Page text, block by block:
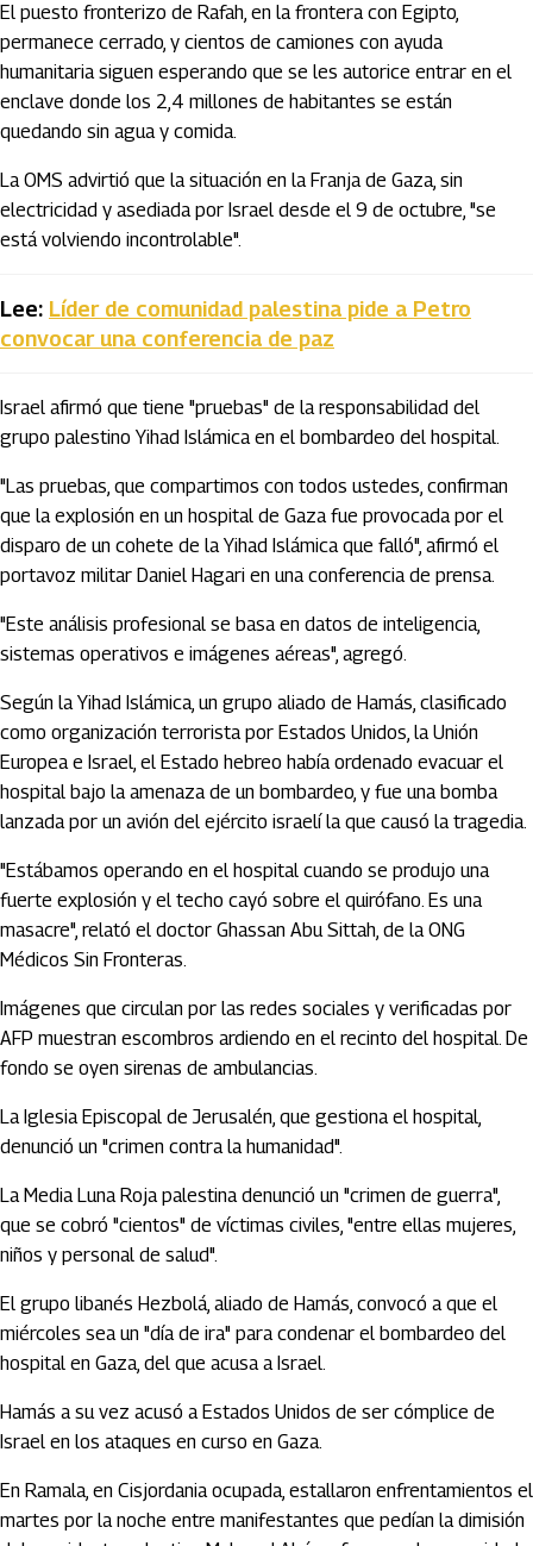
El puesto fronterizo de Rafah, en la frontera con Egipto,
permanece cerrado, y cientos de camiones con ayuda
humanitaria siguen esperando que se les autorice entrar en el
enclave donde los 2,4 millones de habitantes se están
quedando sin agua y comida.
La OMS advirtió que la situación en la Franja de Gaza, sin
electricidad y asediada por Israel desde el 9 de octubre, "se
está volviendo incontrolable".
Lee: Líder de comunidad palestina pide a Petro
convocar una conferencia de paz
Israel afirmó que tiene "pruebas" de la responsabilidad del
grupo palestino Yihad Islámica en el bombardeo del hospital.
"Las pruebas, que compartimos con todos ustedes, confirman
que la explosión en un hospital de Gaza fue provocada por el
disparo de un cohete de la Yihad Islámica que falló", afirmó el
portavoz militar Daniel Hagari en una conferencia de prensa.
"Este análisis profesional se basa en datos de inteligencia,
sistemas operativos e imágenes aéreas", agregó.
Según la Yihad Islámica, un grupo aliado de Hamás, clasificado
como organización terrorista por Estados Unidos, la Unión
Europea e Israel, el Estado hebreo había ordenado evacuar el
hospital bajo la amenaza de un bombardeo, y fue una bomba
lanzada por un avión del ejército israelí la que causó la tragedia.
"Estábamos operando en el hospital cuando se produjo una
fuerte explosión y el techo cayó sobre el quirófano. Es una
masacre", relató el doctor Ghassan Abu Sittah, de la ONG
Médicos Sin Fronteras.
Imágenes que circulan por las redes sociales y verificadas por
AFP muestran escombros ardiendo en el recinto del hospital. De
fondo se oyen sirenas de ambulancias.
La Iglesia Episcopal de Jerusalén, que gestiona el hospital,
denunció un "crimen contra la humanidad".
La Media Luna Roja palestina denunció un "crimen de guerra",
que se cobró "cientos" de víctimas civiles, "entre ellas mujeres,
niños y personal de salud".
El grupo libanés Hezbolá, aliado de Hamás, convocó a que el
miércoles sea un "día de ira" para condenar el bombardeo del
hospital en Gaza, del que acusa a Israel.
Hamás a su vez acusó a Estados Unidos de ser cómplice de
Israel en los ataques en curso en Gaza.
En Ramala, en Cisjordania ocupada, estallaron enfrentamientos el
martes por la noche entre manifestantes que pedían la dimisión